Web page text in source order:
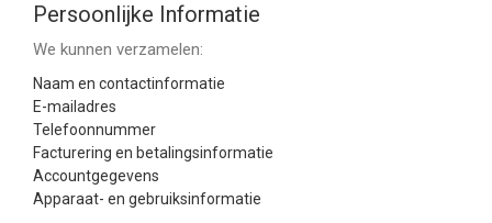
Persoonlijke Informatie
We kunnen verzamelen:
Naam en contactinformatie
E-mailadres
Telefoonnummer
Facturering en betalingsinformatie
Accountgegevens
Apparaat- en gebruiksinformatie